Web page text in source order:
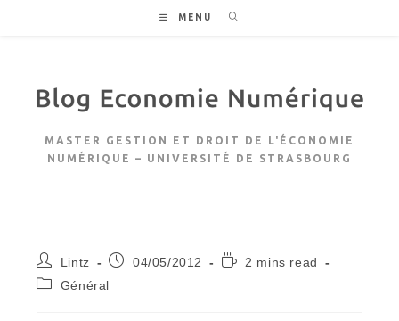
MENU
MASTER GESTION ET DROIT DE L'ÉCONOMIE
NUMÉRIQUE – UNIVERSITÉ DE STRASBOURG
Auteur/autrice
de
la
Lintz
Publication
04/05/2012
Temps2 mins read
PostGénéral